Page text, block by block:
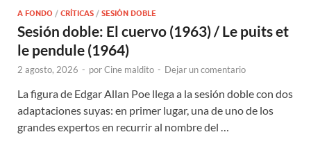
A FONDO / CRÍTICAS / SESIÓN DOBLE
Sesión doble: El cuervo (1963) / Le puits et
le pendule (1964)
2 agosto, 2026 - porCine maldito - Dejar un comentario
La figura de Edgar Allan Poe llega a la sesión doble con dos
adaptaciones suyas: en primer lugar, una de uno de los
grandes expertos en recurrir al nombre del …